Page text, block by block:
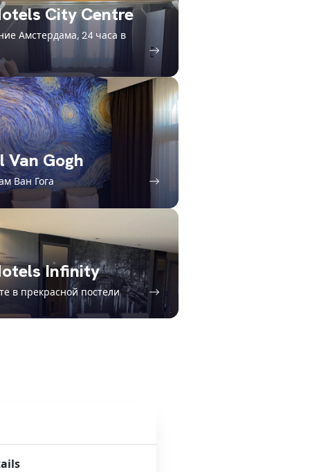
City Centre
Амстердама, 24 часа в
Van Gogh
Ван Гога
Infinity
в прекрасной постели